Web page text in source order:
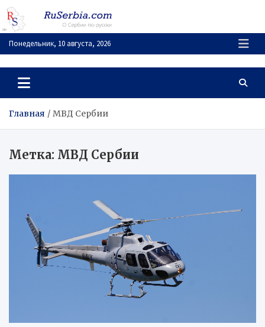
Перейти
содержимому
Понедельник, 10 августа, 2026
RuSerbia.com
О Сербии – по-русски
Главная МВД Сербии
Метка: МВД Сербии